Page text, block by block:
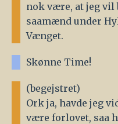
nok være, at jeg vil
saamænd under
Vænget.
Skønne Time!
(begejstret)
Ork ja, havde jeg
være forlovet, saa